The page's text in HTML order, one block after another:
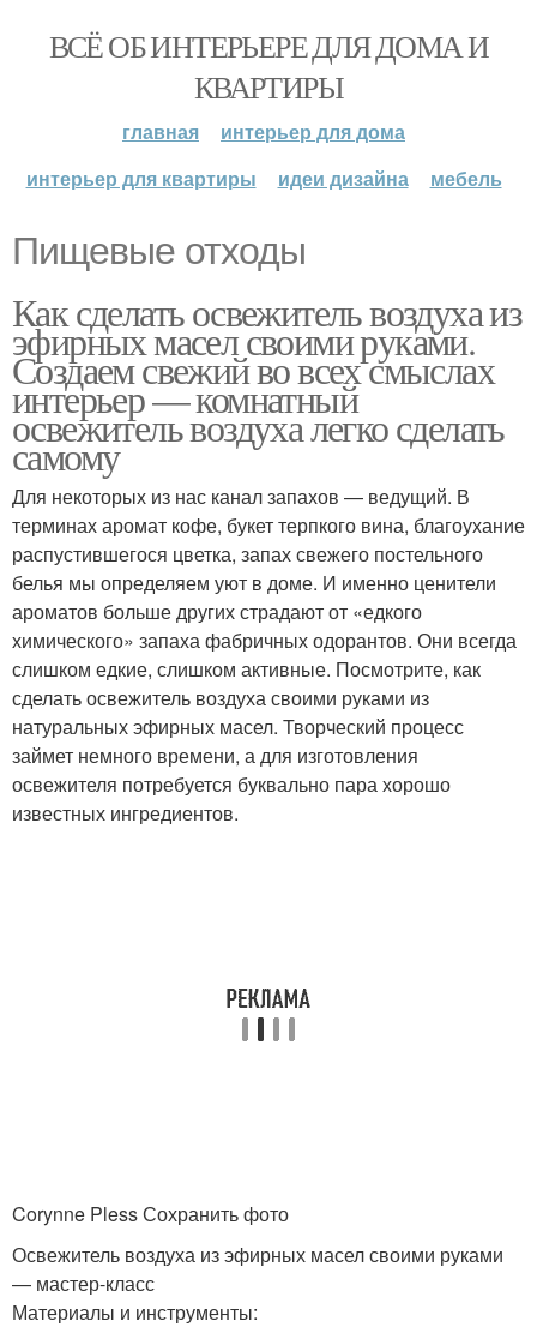
ВСЁ ОБ ИНТЕРЬЕРЕ ДЛЯ ДОМА И
КВАРТИРЫ
главная
интерьер для дома
интерьер для квартиры
идеи дизайна мебель
Пищевые отходы
Как сделать освежитель воздуха из
эфирных масел своими руками.
Создаем свежий во всех смыслах
интерьер — комнатный
освежитель воздуха легко сделать
самому
Для некоторых из нас канал запахов — ведущий. В
терминах аромат кофе, букет терпкого вина, благоухание
распустившегося цветка, запах свежего постельного
белья мы определяем уют в доме. И именно ценители
ароматов больше других страдают от «едкого
химического» запаха фабричных одорантов. Они всегда
слишком едкие, слишком активные. Посмотрите, как
сделать освежитель воздуха своими руками из
натуральных эфирных масел. Творческий процесс
займет немного времени, а для изготовления
освежителя потребуется буквально пара хорошо
известных ингредиентов.
Corynne Pless Сохранить фото
Освежитель воздуха из эфирных масел своими руками
— мастер-класс
Материалы и инструменты: